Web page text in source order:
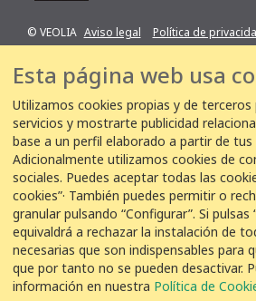
© VEOLIA Aviso legal Política de
Esta página web usa
Utilizamos cookies propias y de
servicios y mostrarte publicidad
base a un perfil elaborado a partir de
Adicionalmente utilizamos cookies de
sociales. Puedes aceptar todas las
cookies”· También puedes permitir o
granular pulsando “Configurar”. Si pulsas
equivaldrá a rechazar la instalación de
necesarias que son indispensables para
que por tanto no se pueden desactivar.
información en nuestra Política de